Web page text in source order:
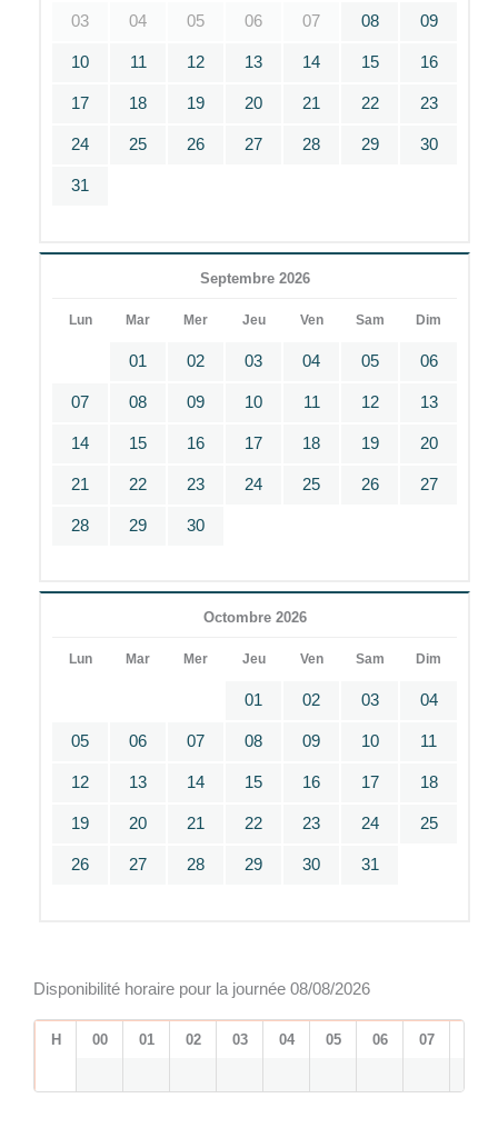
03 04 05 06 07 08 09
10 11 12 13 14 15 16
17 18 19 20 21 22 23
24 25 26 27 28 29 30
31
Septembre 2026
Lun Mar Mer Jeu Ven Sam Dim
01 02 03 04 05 06
07 08 09 10 11 12 13
14 15 16 17 18 19 20
21 22 23 24 25 26 27
28 29 30
Octombre 2026
Lun Mar Mer Jeu Ven Sam Dim
01 02 03 04
05 06 07 08 09 10 11
12 13 14 15 16 17 18
19 20 21 22 23 24 25
26 27 28 29 30 31
Disponibilité horaire pour la journée 08/08/2026
H 00 01 02 03 04 05 06 07